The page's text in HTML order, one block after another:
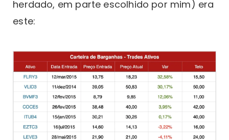
herdado, em parte escolhido por mim) era
este: